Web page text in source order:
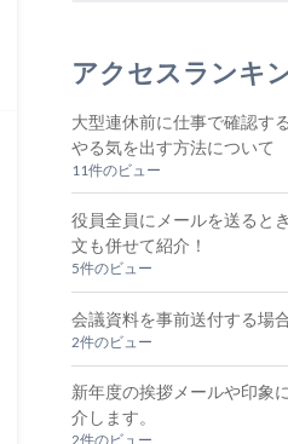
アクセスランキ
大型連休前に仕事で確認す
やる気を出す方法について
11件のビュー
役員全員にメールを送ると
文も併せて紹介！
5件のビュー
会議資料を事前送付する場
2件のビュー
新年度の挨拶メールや印象
介します。
2件のビュー